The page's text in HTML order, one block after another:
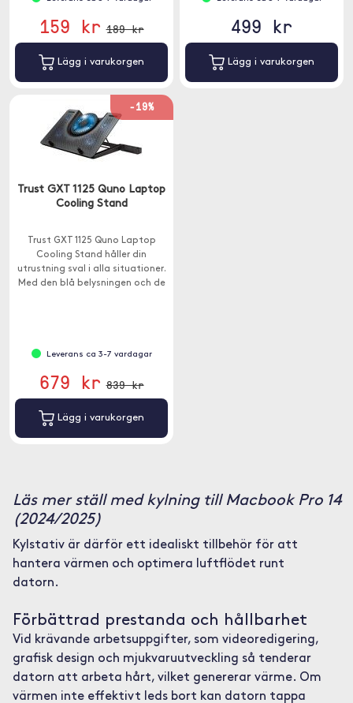
159 kr 189 kr
Lägg i varukorgen
499 kr
Lägg i varukorgen
-19%
Trust GXT 1125 Quno Laptop
Cooling Stand
Trust GXT 1125 Quno Laptop
Cooling Stand håller din
utrustning sval i alla situationer.
Med den blå belysningen och de
Leverans ca 3-7 vardagar
679 kr 839 kr
Lägg i varukorgen
Läs mer ställ med kylning till Macbook Pro 14
(2024/2025)
Kylstativ är därför ett idealiskt tillbehör för att
hantera värmen och optimera luftflödet runt
datorn.
Förbättrad prestanda och hållbarhet
Vid krävande arbetsuppgifter, som videoredigering,
grafisk design och mjukvaruutveckling så tenderar
datorn att arbeta hårt, vilket genererar värme. Om
värmen inte effektivt leds bort kan datorn tappa